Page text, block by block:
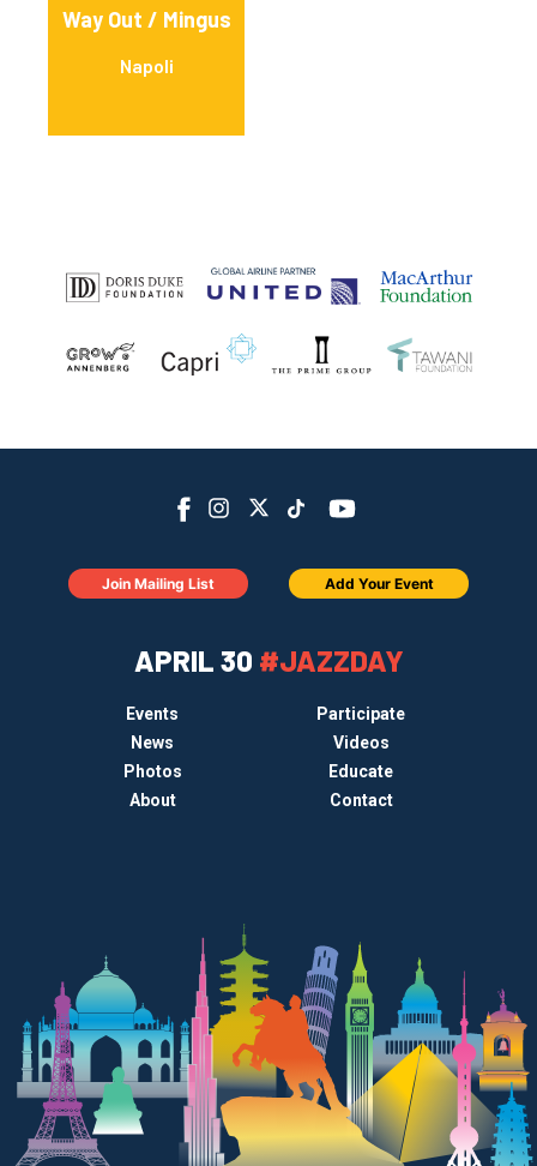
Way Out / Mingus
Napoli
APRIL 30 #JAZZDAY
Events
Participate
News
Videos
Photos
Educate
About
Contact
Join Mailing List Add Your Event